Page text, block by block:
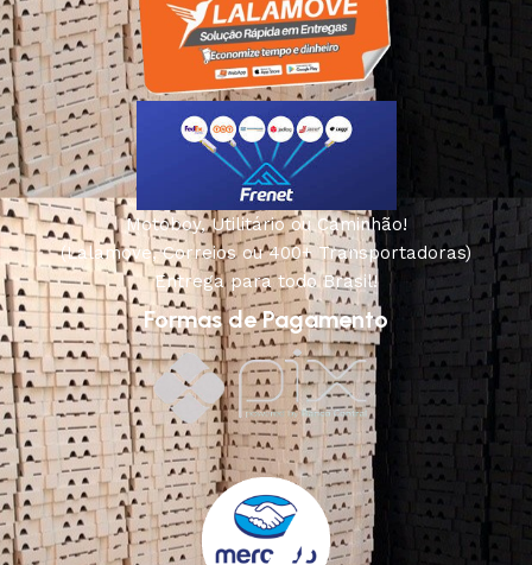
Motoboy, Utilitário ou Caminhão!
(Lalamove, Correios ou 400+ Transportadoras)
Entrega para todo Brasil!
Formas de Pagamento